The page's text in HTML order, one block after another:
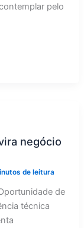
pelo
negócio
de leitura
de
técnica